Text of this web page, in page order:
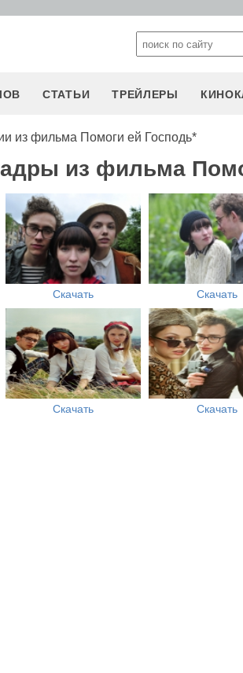
СТАТЬИ ТРЕЙЛЕРЫ
из фильма Помоги ей Господь*
из фильма
Скачать Скачать
Скачать Скачать